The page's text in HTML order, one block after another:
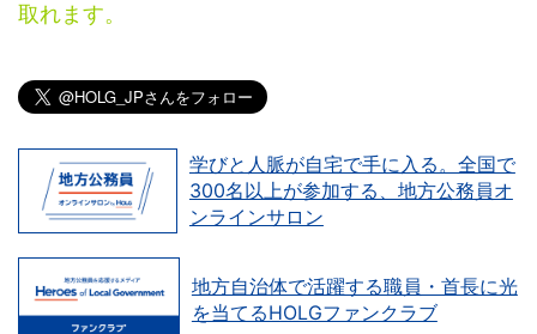
取れます。
学びと人脈が自宅で手に入る。全国で
300名以上が参加する、地方公務員オ
ンラインサロン
地方自治体で活躍する職員・首長に光
を当てるHOLGファンクラブ